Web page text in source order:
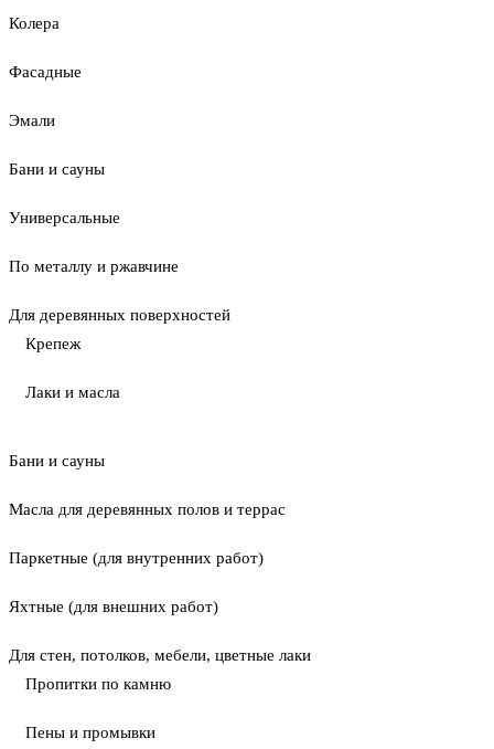
Колера
Фасадные
Эмали
Бани и сауны
Универсальные
По металлу и ржавчине
Для деревянных поверхностей
Крепеж
Лаки и масла
Бани и сауны
Масла для деревянных полов и террас
Паркетные (для внутренних работ)
Яхтные (для внешних работ)
Для стен, потолков, мебели, цветные лаки
Пропитки по камню
Пены и промывки